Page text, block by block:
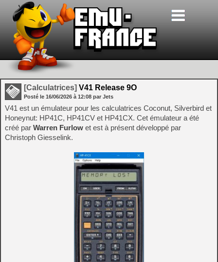
[Calculatrices] V41 Release 9O
Posté le 16/06/2026 à 12:08 par Jets
V41 est un émulateur pour les calculatrices Coconut, Silverbird et
Honeynut: HP41C, HP41CV et HP41CX. Cet émulateur a été
créé par Warren Furlow et est à présent développé par
Christoph Giesselink.